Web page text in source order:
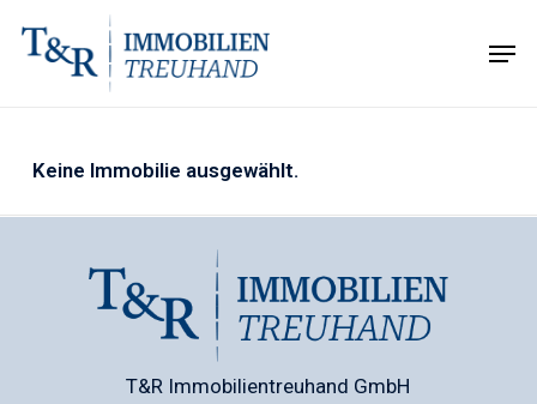
Keine Immobilie ausgewählt.
T&R Immobilientreuhand GmbH